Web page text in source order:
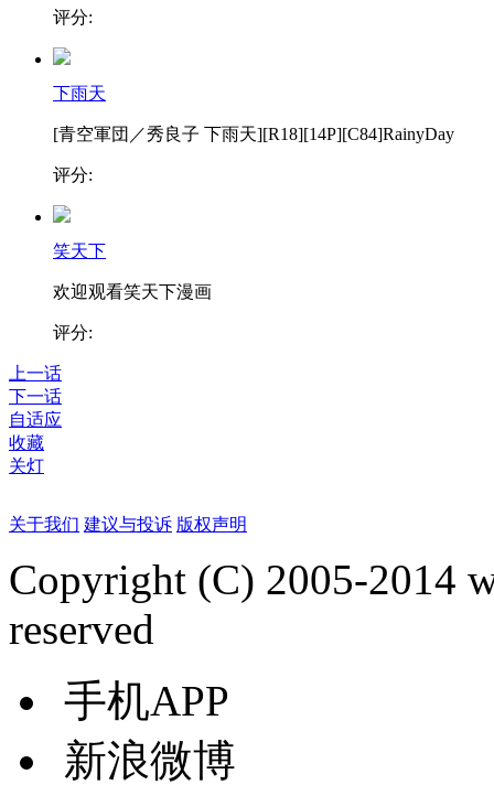
评分:
下雨天
[青空軍団／秀良子 下雨天][R18][14P][C84]RainyDay
评分:
笑天下
欢迎观看笑天下漫画
评分:
上一话
下一话
自适应
收藏
关灯
关于我们 建议与投诉 版权声明
Copyright (C) 2005-2014
reserved
手机APP
新浪微博